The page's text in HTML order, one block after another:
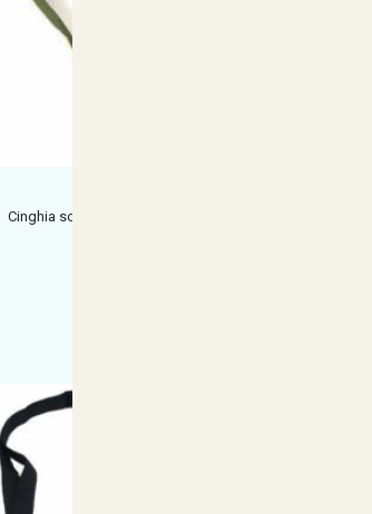
Cinghia softair royal 1 puntio verde moschettone in